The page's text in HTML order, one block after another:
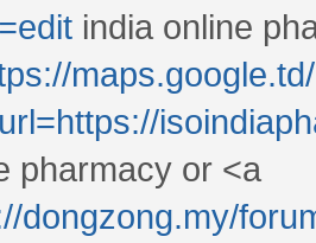
india online
pharmacy or <a
dongzong.my/